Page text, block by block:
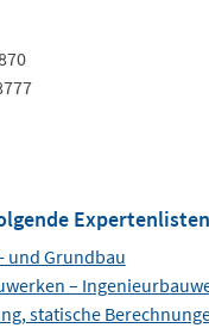
und Grundbau
–
statische